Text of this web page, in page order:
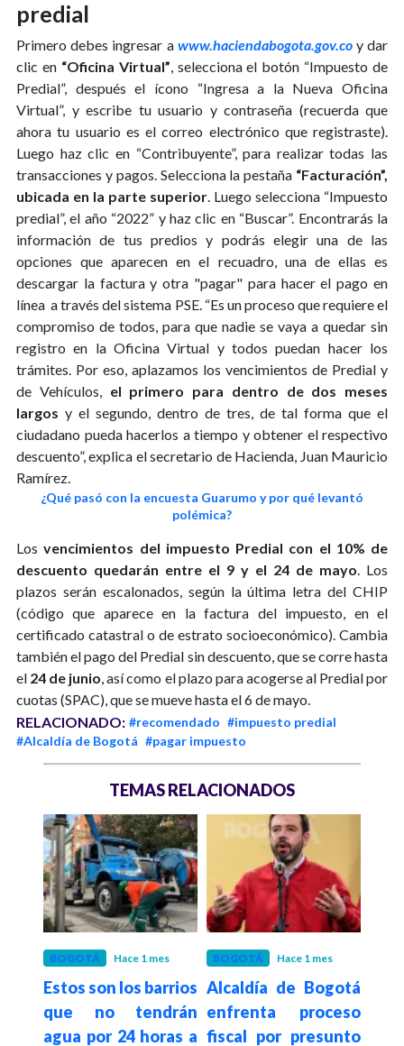
predial
Primero debes ingresar a www.haciendabogota.gov.coy dar
clic en “Oficina Virtual”, selecciona el botón “Impuesto de
Predial”, después el ícono “Ingresa a la Nueva Oficina
Virtual”, y escribe tu usuario y contraseña (recuerda que
ahora tu usuario es el correo electrónico que registraste).
Luego haz clic en “Contribuyente”, para realizar todas las
transacciones y pagos. Selecciona la pestaña “Facturación”,
ubicada en la parte superior. Luego selecciona “Impuesto
predial”, el año “2022” y haz clic en “Buscar”. Encontrarás la
información de tus predios y podrás elegir una de las
opciones que aparecen en el recuadro, una de ellas es
descargar la factura y otra "pagar" para hacer el pago en
línea a través del sistema PSE. “Es un proceso que requiere el
compromiso de todos, para que nadie se vaya a quedar sin
registro en la Oficina Virtual y todos puedan hacer los
trámites. Por eso, aplazamos los vencimientos de Predial y
de Vehículos, el primero para dentro de dos meses
largos y el segundo, dentro de tres, de tal forma que el
ciudadano pueda hacerlos a tiempo y obtener el respectivo
descuento”, explica el secretario de Hacienda, Juan Mauricio
Ramírez.
¿Qué pasó con la encuesta Guarumo y por qué levantó
polémica?
Los vencimientos del impuesto Predial con el 10% de
descuento quedarán entre el 9 y el 24 de mayo. Los
plazos serán escalonados, según la última letra del CHIP
(código que aparece en la factura del impuesto, en el
certificado catastral o de estrato socioeconómico). Cambia
también el pago del Predial sin descuento, que se corre hasta
el 24 de junio, así como el plazo para acogerse al Predial por
cuotas (SPAC), que se mueve hasta el 6 de mayo.
RELACIONADO: #recomendado #impuesto predial
#Alcaldía de Bogotá #pagar impuesto
TEMAS RELACIONADOS
BOGOTÁ Hace 1 mes
Estos son los barrios
que no tendrán
agua por 24 horas a
BOGOTÁ Hace 1 mes
Alcaldía de Bogotá
enfrenta proceso
fiscal por presunto